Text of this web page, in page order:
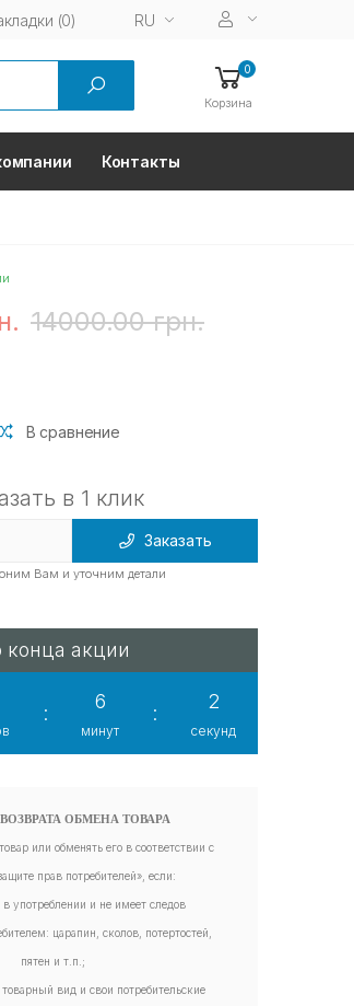
(0) RU
0
Корзина
Контакты
14000.00 грн.
В сравнение
в 1 клик
Заказать
Вам и уточним детали
конца акции
:
6
минут
:
0
секунд
ОБМЕНА ТОВАРА
или обменять его в соответствии с
прав потребителей», если:
употреблении и не имеет следов
царапин, сколов, потертостей,
пятен и т.п.;
вид и свои потребительские